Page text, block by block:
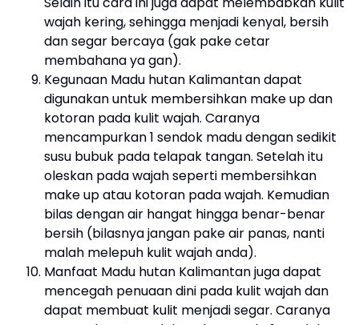
wajah kering, sehingga menjadi kenyal, bersih
dan segar bercaya (gak pake cetar
membahana ya gan).
Kegunaan Madu hutan Kalimantan dapat
digunakan untuk membersihkan make up dan
kotoran pada kulit wajah. Caranya
mencampurkan 1 sendok madu dengan sedikit
susu bubuk pada telapak tangan. Setelah itu
oleskan pada wajah seperti membersihkan
make up atau kotoran pada wajah. Kemudian
bilas dengan air hangat hingga benar-benar
bersih (bilasnya jangan pake air panas, nanti
malah melepuh kulit wajah anda).
Manfaat Madu hutan Kalimantan juga dapat
mencegah penuaan dini pada kulit wajah dan
dapat membuat kulit menjadi segar. Caranya